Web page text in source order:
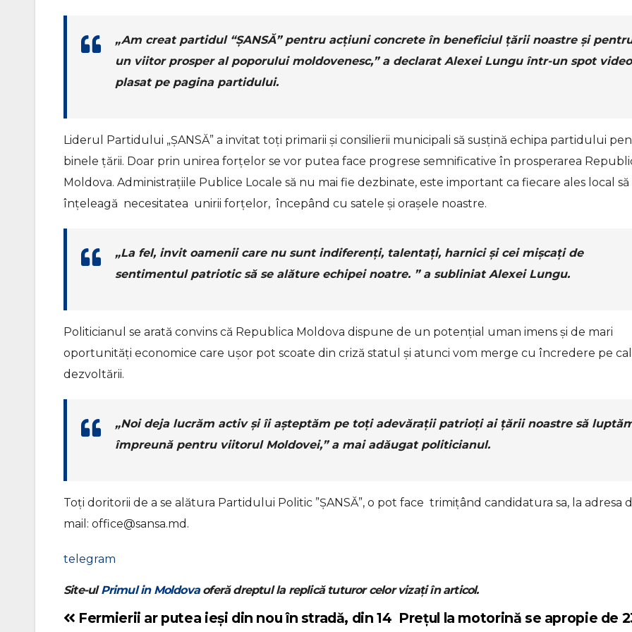
„Am creat partidul “ȘANSĂ” pentru acțiuni concrete în beneficiul țării noastre și
un viitor prosper al poporului moldovenesc,” a declarat Alexei Lungu într-un spot video
plasat pe pagina partidului.
Liderul Partidului „ȘANSĂ” a invitat toți primarii și consilierii municipali să susțină echipa partidului
binele țării. Doar prin unirea forțelor se vor putea face progrese semnificative în prosperarea
Moldova. Administrațiile Publice Locale să nu mai fie dezbinate, este important ca fiecare ales local să
înțeleagă necesitatea unirii forțelor, începând cu satele și orașele noastre.
„La fel, invit oamenii care nu sunt indiferenți, talentați, harnici și cei mișcați de
sentimentul patriotic să se alăture echipei noatre. ” a subliniat Alexei Lungu.
Politicianul se arată convins că Republica Moldova dispune de un potențial uman imens și de mari
oportunități economice care ușor pot scoate din criză statul și atunci vom merge cu încredere pe
dezvoltării.
„Noi deja lucrăm activ și îi așteptăm pe toți adevărații patrioți ai țării noastre să
împreună pentru viitorul Moldovei,” a mai adăugat politicianul.
Toți doritorii de a se alătura Partidului Politic ”ȘANSĂ”, o pot face trimițând candidatura sa, la adresa
mail: оffice@sansa.md .
telegram
Site-ulPrimul in Moldovaoferă dreptul la replică tuturor celor vizați în articol.
Navigare
Prețul la motorină se apropie de
Fermierii ar putea ieși din nou în stradă, din 14